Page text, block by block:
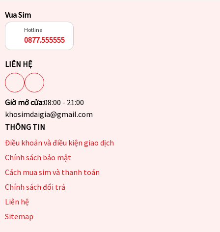
Vua Sim
Hotline
0877.555555
LIÊN HỆ
Giờ mở cửa:08:00 - 21:00
khosimdaigia@gmail.com
THÔNG TIN
Điều khoản và điều kiện giao dịch
Chính sách bảo mật
Cách mua sim và thanh toán
Chính sách đổi trả
Liên hệ
Sitemap